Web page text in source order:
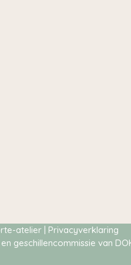
atelier | Privacyverklaring
geschillencommissie van